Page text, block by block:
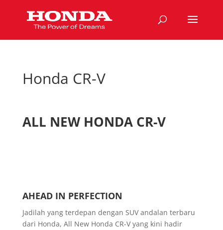
Honda CR-V
ALL NEW HONDA CR-V
AHEAD IN PERFECTION
Jadilah yang terdepan dengan SUV andalan terbaru
dari Honda, All New Honda CR-V yang kini hadir